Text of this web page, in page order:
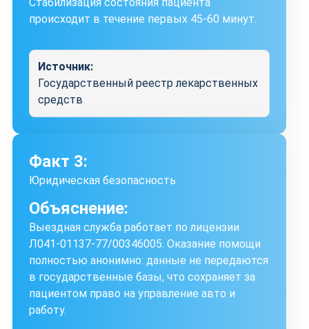
происходит в течение первых 45-60 минут.
Источник:
Государственный реестр лекарственных
средств
Факт 3:
Юридическая безопасность
Объяснение:
Выездная служба работает по лицензии
Л041-01137-77/00346005. Оказание помощи
полностью анонимно: данные не передаются
в государственные базы, что сохраняет за
пациентом право на управление авто и
работу.